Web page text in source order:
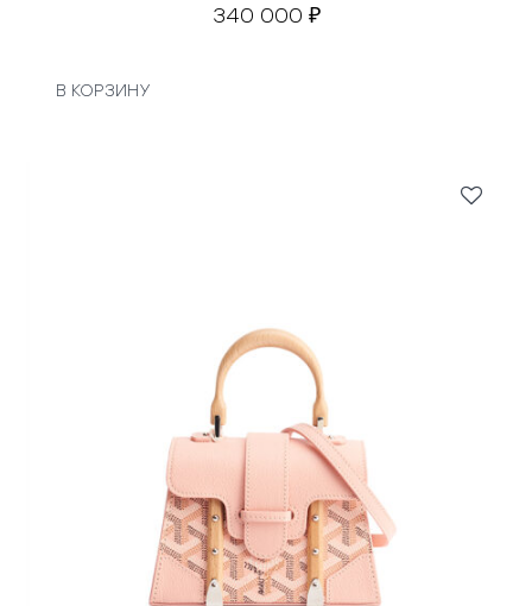
340 000 ₽
В КОРЗИНУ